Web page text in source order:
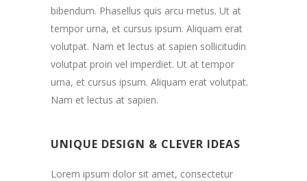
bibendum. Phasellus quis arcu metus. Ut at
tempor urna, et cursus ipsum. Aliquam erat
volutpat. Nam et lectus at sapien sollicitudin
volutpat proin vel imperdiet. Ut at tempor
urna, et cursus ipsum. Aliquam erat volutpat.
Nam et lectus at sapien.
UNIQUE DESIGN & CLEVER IDEAS
Lorem ipsum dolor sit amet, consectetur